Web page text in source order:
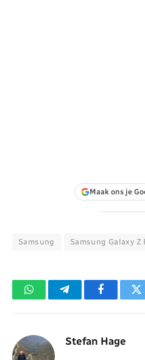
Maak ons je
Samsung Samsung Galaxy Z
WhatsAppTelegramFacebook
Stefan Hage